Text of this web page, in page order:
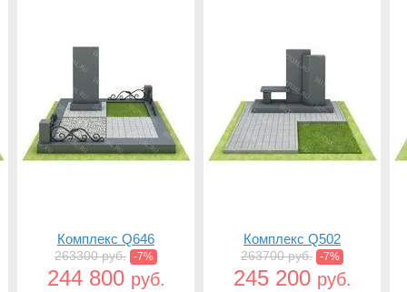
Комплекс Q646
263300 руб. -7%
244 800 руб.
Комплекс Q502
263700 руб. -7%
245 200 руб.